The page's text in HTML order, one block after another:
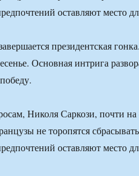
оставляют место
президентская
Основная интрига
Николя Саркози, почти на
не торопятся
оставляют место